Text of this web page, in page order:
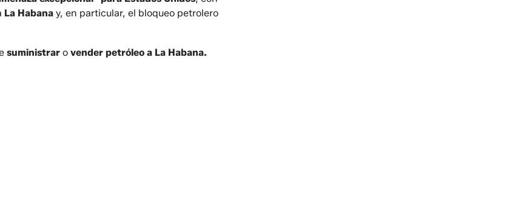
La Habana y, en particular, el bloqueo petrolero
suministrar o vender petróleo a La Habana.